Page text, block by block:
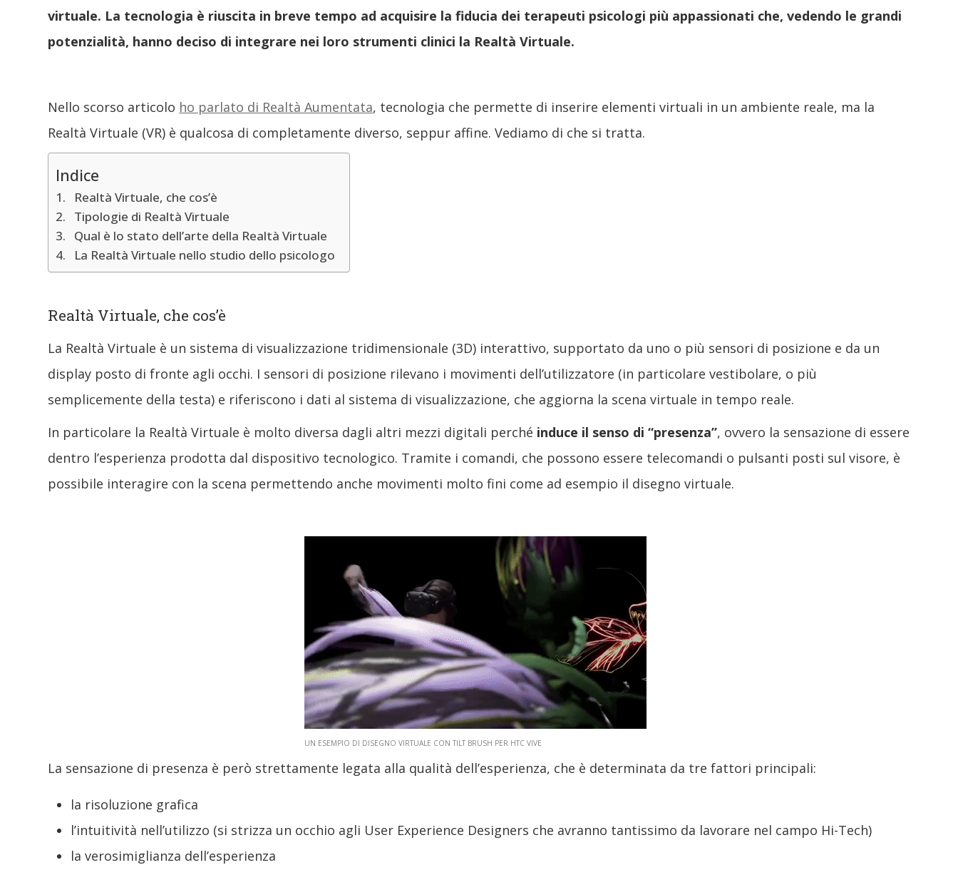
virtuale. La tecnologia è riuscita in breve tempo ad acquisire la fiducia dei terapeuti psicologi più appassionati che, vedendo le grandi
potenzialità, hanno deciso di integrare nei loro strumenti clinici la Realtà Virtuale.
Nello scorso articolo ho parlato di Realtà Aumentata, tecnologia che permette di inserire elementi virtuali in un ambiente reale, ma la
Realtà Virtuale (VR) è qualcosa di completamente diverso, seppur affine. Vediamo di che si tratta.
Indice
Realtà Virtuale, che cos’è
Tipologie di Realtà Virtuale
Qual è lo stato dell’arte della Realtà Virtuale
La Realtà Virtuale nello studio dello psicologo
Realtà Virtuale, che cos’è
La Realtà Virtuale è un sistema di visualizzazione tridimensionale (3D) interattivo, supportato da uno o più sensori di posizione e da un
display posto di fronte agli occhi. I sensori di posizione rilevano i movimenti dell’utilizzatore (in particolare vestibolare, o più
semplicemente della testa) e riferiscono i dati al sistema di visualizzazione, che aggiorna la scena virtuale in tempo reale.
In particolare la Realtà Virtuale è molto diversa dagli altri mezzi digitali perché induce il senso di “presenza”, ovvero la sensazione di essere
dentro l’esperienza prodotta dal dispositivo tecnologico. Tramite i comandi, che possono essere telecomandi o pulsanti posti sul visore, è
possibile interagire con la scena permettendo anche movimenti molto fini come ad esempio il disegno virtuale.
UN ESEMPIO DI DISEGNO VIRTUALE CON TILT BRUSH PER HTC VIVE
La sensazione di presenza è però strettamente legata alla qualità dell’esperienza, che è determinata da tre fattori principali:
la risoluzione grafica
l’intuitività nell’utilizzo (si strizza un occhio agli User Experience Designers che avranno tantissimo da lavorare nel campo Hi-Tech)
la verosimiglianza dell’esperienza